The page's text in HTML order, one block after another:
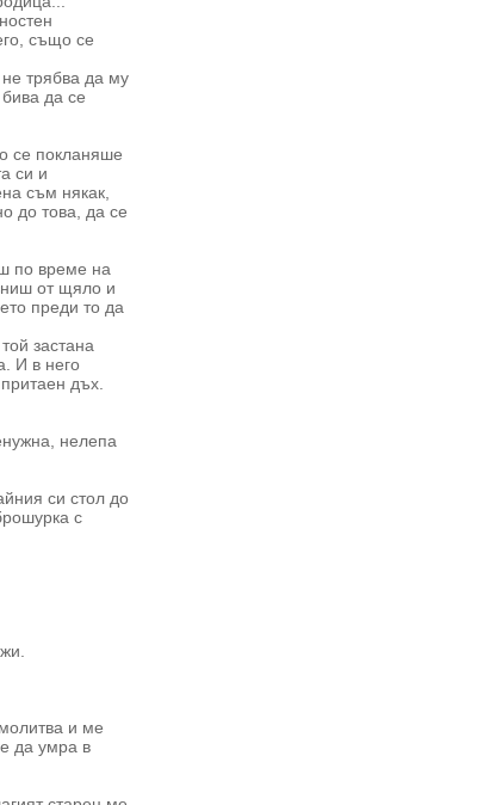
също се
трябва да му
да се
се покланяше
си и
съм някак,
до това, да се
по време на
от щяло и
преди то да
застана
И в него
дъх.
нелепа
си стол до
с
и ме
да умра в